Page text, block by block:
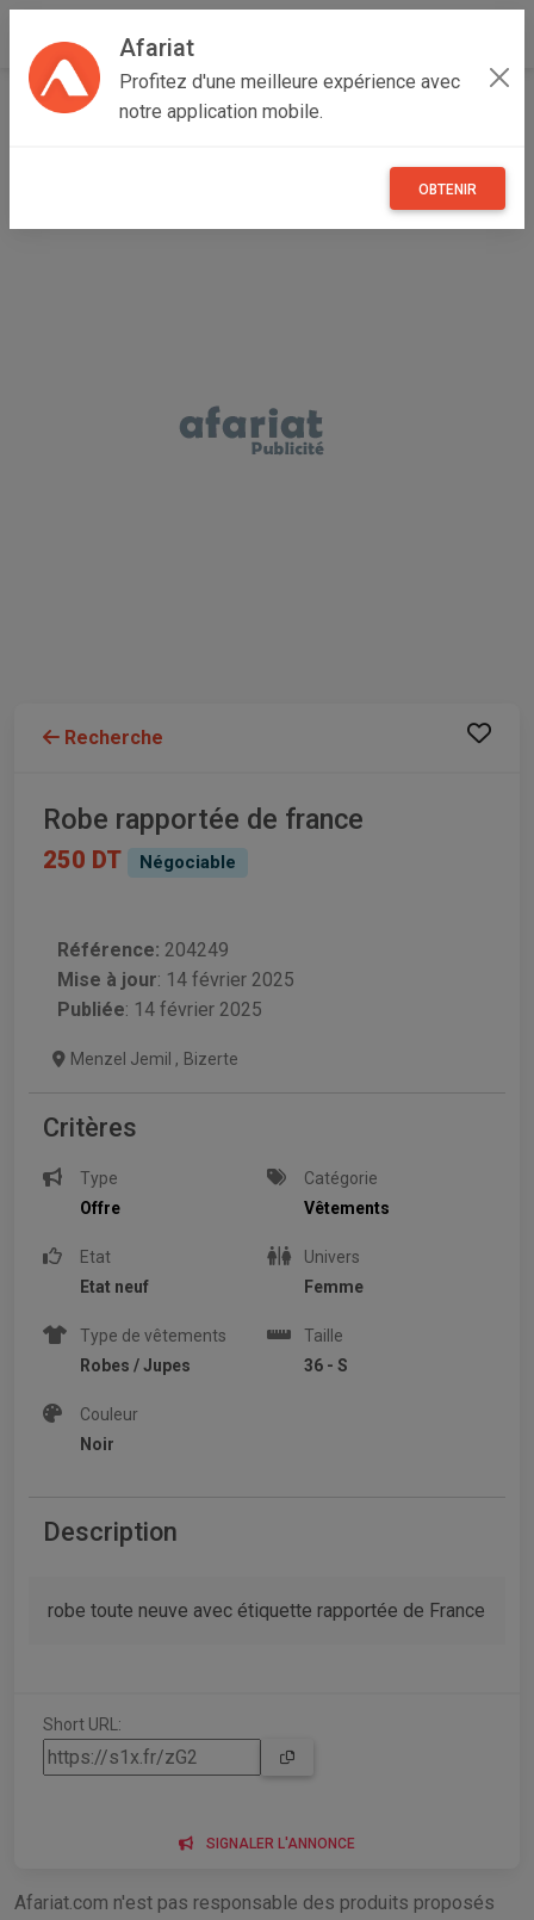
Afariat
Profitez d'une meilleure expérience avec
notre application mobile.
OBTENIR
Accueil Vêtements et objets personnels
Recherche
Robe rapportée de france
250 DT Négociable
Référence: 204249
Mise à jour: 14 février 2025
Publiée: 14 février 2025
Menzel Jemil , Bizerte
Critères
Type
Offre
Catégorie
Vêtements
Etat
Etat neuf
Univers
Femme
Type de vêtements
Robes / Jupes
Taille
36 - S
Couleur
Noir
Description
robe toute neuve avec étiquette rapportée de France
Short URL:
SIGNALER L'ANNONCE
Afariat.com n'est pas responsable des produits proposés